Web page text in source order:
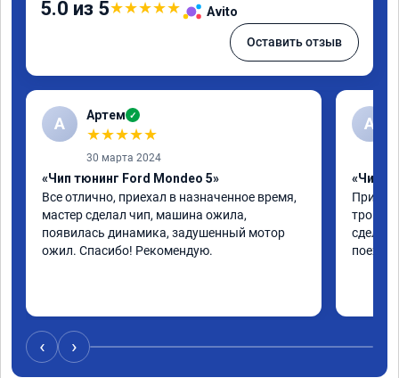
5.0 из 5★★★★★ Avito
Оставить отзыв
А Артем ✓
★★★★★
30 марта 2024
«Чип тюнинг Ford Mondeo 5»
Все отлично, приехал в назначенное время,
мастер сделал чип, машина ожила,
появилась динамика, задушенный мотор
ожил. Спасибо! Рекомендую.
А
«Чип
троила
‹ ›